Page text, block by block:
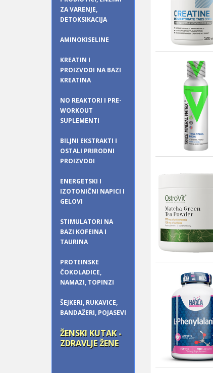
ZA VARENJE,
DETOKSIKACIJA
AMINOKISELINE
KREATIN I
PROIZVODI NA BAZI
KREATINA
NO REAKTORI I PRE-
WORKOUT
SUPLEMENTI
BILJNI EKSTRAKTI I
OSTALI PRIRODNI
PROIZVODI
ENERGETSKI I
IZOTONIČNI NAPICI I
GELOVI
STIMULATORI NA
BAZI KOFEINA I
TAURINA
PROTEINSKE
ČOKOLADICE,
NAMAZI, TOPINZI
ŠEJKERI, RUKAVICE,
BANDAŽERI, POJASEVI
ŽENSKI KUTAK -
ZDRAVLJE ŽENE